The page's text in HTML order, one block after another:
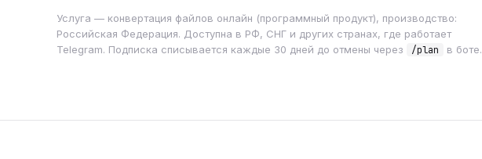
Услуга — конвертация файлов онлайн (программный продукт), производство:
Российская Федерация. Доступна в РФ, СНГ и других странах, где работает
Telegram. Подписка списывается каждые 30 дней до отмены через
/plan в боте.